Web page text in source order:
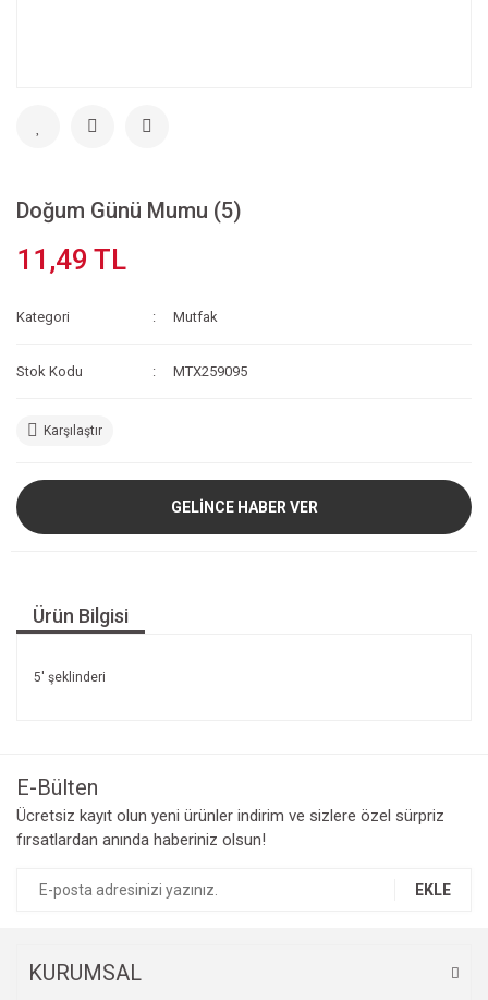
Doğum Günü Mumu (5)
11,49 TL
Kategori Mutfak
Stok Kodu MTX259095
Karşılaştır
GELİNCE HABER VER
Ürün Bilgisi
5' şeklinderi
E-Bülten
Ücretsiz kayıt olun yeni ürünler indirim ve sizlere özel sürpriz
fırsatlardan anında haberiniz olsun!
EKLE
KURUMSAL